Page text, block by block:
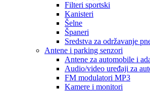
Filteri sportski
Kanisteri
Šelne
Španeri
Sredstva za održavanje
Antene i parking senzori
Antene za automobile i
Audio/video uređaji za
FM modulatori MP3
Kamere i monitori